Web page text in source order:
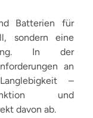
Batterien für
sondern eine
In der
an
–
und
davon ab.